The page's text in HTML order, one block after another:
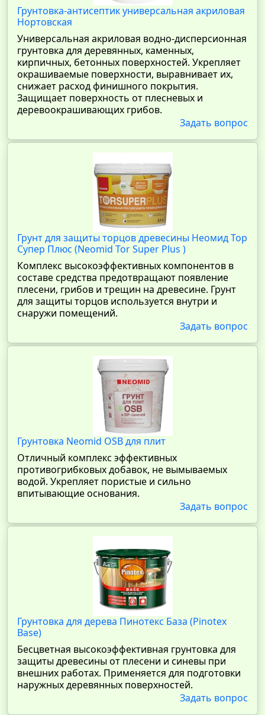
Грунтовка-антисептик универсальная акриловая
Нортовская
Универсальная акриловая водно-дисперсионная
грунтовка для деревянных, каменных,
кирпичных, бетонных поверхностей. Укрепляет
окрашиваемые поверхности, выравнивает их,
снижает расход финишного покрытия.
Защищает поверхность от плесневых и
деревоокрашивающих грибов.
Задать вопрос
Грунт для защиты торцов древесины Неомид Тор
Супер Плюс (Neomid Tor Super Plus )
Комплекс высокоэффективных компонентов в
составе средства предотвращают появление
плесени, грибов и трещин на древесине. Грунт
для защиты торцов используется внутри и
снаружи помещений.
Задать вопрос
Грунтовка Neomid OSB для плит
Отличный комплекс эффективных
противогрибковых добавок, не вымываемых
водой. Укрепляет пористые и сильно
впитывающие основания.
Задать вопрос
Грунтовка для дерева Пинотекс База (Pinotex
Base)
Бесцветная высокоэффективная грунтовка для
защиты древесины от плесени и синевы при
внешних работах. Применяется для подготовки
наружных деревянных поверхностей.
Задать вопрос